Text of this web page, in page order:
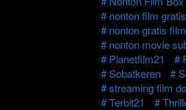
nonton film
nonton gratis
nonton movie
Planetfilm21
Sobatkeren
streaming film
Terbit21